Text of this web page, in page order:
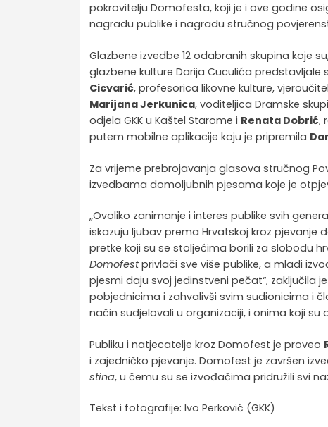
pokrovitelju Domofesta, koji je i ove godine
nagradu publike i nagradu stručnog
Glazbene izvedbe 12 odabranih skupina koje
glazbene kulture Darija Cuculića
Cicvarić, profesorica likovne kulture,
Marijana Jerkunica, voditeljica Dramske
odjela GKK u Kaštel Starome i Renata Dobrić,
putem mobilne aplikacije koju je pripremila
Za vrijeme prebrojavanja glasova stručnog
izvedbama domoljubnih pjesama koje je
„Ovoliko zanimanje i interes publike svih
iskazuju ljubav prema Hrvatskoj kroz
pretke koji su se stoljećima borili za slobodu
Domofestprivlači sve više publike, a mladi
pjesmi daju svoj jedinstveni pečat“, zaključila
pobjednicima i zahvalivši svim sudionicima i
način sudjelovali u organizaciji, i onima koji su
Publiku i natjecatelje kroz Domofest je proveo
i zajedničko pjevanje. Domofest je završen
stina, u čemu su se izvođačima pridružili svi
Tekst i fotografije: Ivo Perković (GKK)